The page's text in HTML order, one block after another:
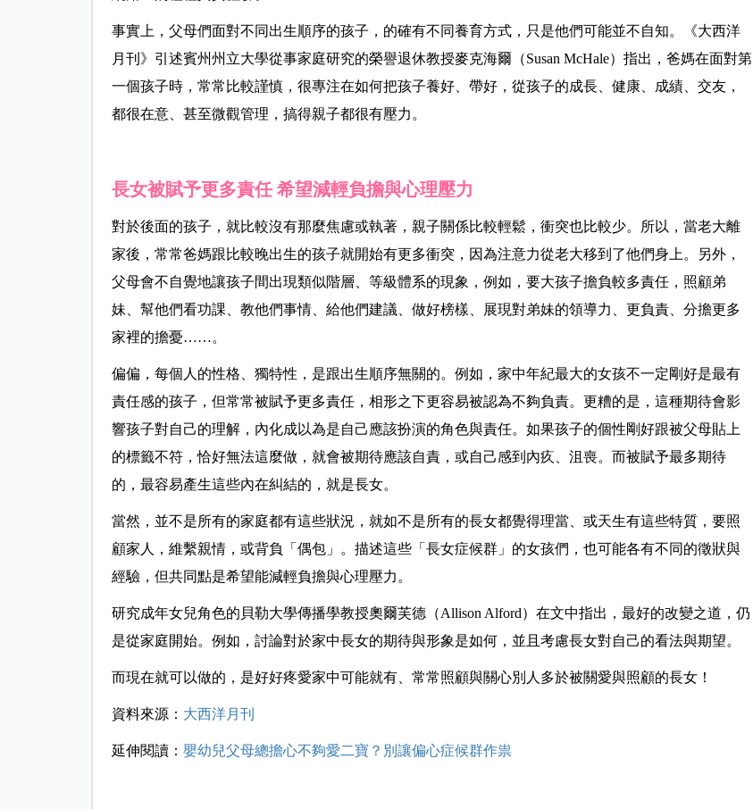
事實上，父母們面對不同出生順序的孩子，的確有不同養育方式，只是他們可能並不自知。《大西洋
月刊》引述賓州州立大學從事家庭研究的榮譽退休教授麥克海爾（Susan McHale）指出，爸媽在面對第
一個孩子時，常常比較謹慎，很專注在如何把孩子養好、帶好，從孩子的成長、健康、成績、交友，
都很在意、甚至微觀管理，搞得親子都很有壓力。
長女被賦予更多責任 希望減輕負擔與心理壓力
對於後面的孩子，就比較沒有那麼焦慮或執著，親子關係比較輕鬆，衝突也比較少。所以，當老大離
家後，常常爸媽跟比較晚出生的孩子就開始有更多衝突，因為注意力從老大移到了他們身上。另外，
父母會不自覺地讓孩子間出現類似階層、等級體系的現象，例如，要大孩子擔負較多責任，照顧弟
妹、幫他們看功課、教他們事情、給他們建議、做好榜樣、展現對弟妹的領導力、更負責、分擔更多
家裡的擔憂……。
偏偏，每個人的性格、獨特性，是跟出生順序無關的。例如，家中年紀最大的女孩不一定剛好是最有
責任感的孩子，但常常被賦予更多責任，相形之下更容易被認為不夠負責。更糟的是，這種期待會影
響孩子對自己的理解，內化成以為是自己應該扮演的角色與責任。如果孩子的個性剛好跟被父母貼上
的標籤不符，恰好無法這麼做，就會被期待應該自責，或自己感到內疚、沮喪。而被賦予最多期待
的，最容易產生這些內在糾結的，就是長女。
當然，並不是所有的家庭都有這些狀況，就如不是所有的長女都覺得理當、或天生有這些特質，要照
顧家人，維繫親情，或背負「偶包」。描述這些「長女症候群」的女孩們，也可能各有不同的徵狀與
經驗，但共同點是希望能減輕負擔與心理壓力。
研究成年女兒角色的貝勒大學傳播學教授奧爾芙德（Allison Alford）在文中指出，最好的改變之道，仍
是從家庭開始。例如，討論對於家中長女的期待與形象是如何，並且考慮長女對自己的看法與期望。
而現在就可以做的，是好好疼愛家中可能就有、常常照顧與關心別人多於被關愛與照顧的長女！
資料來源： 大西洋月刊
延伸閱讀： 嬰幼兒父母總擔心不夠愛二寶？別讓偏心症候群作祟